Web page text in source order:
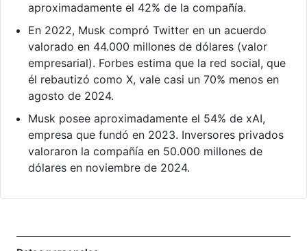
aproximadamente el 42% de la compañía.
En 2022, Musk compró Twitter en un acuerdo
valorado en 44.000 millones de dólares (valor
empresarial). Forbes estima que la red social, que
él rebautizó como X, vale casi un 70% menos en
agosto de 2024.
Musk posee aproximadamente el 54% de xAI,
empresa que fundó en 2023. Inversores privados
valoraron la compañía en 50.000 millones de
dólares en noviembre de 2024.